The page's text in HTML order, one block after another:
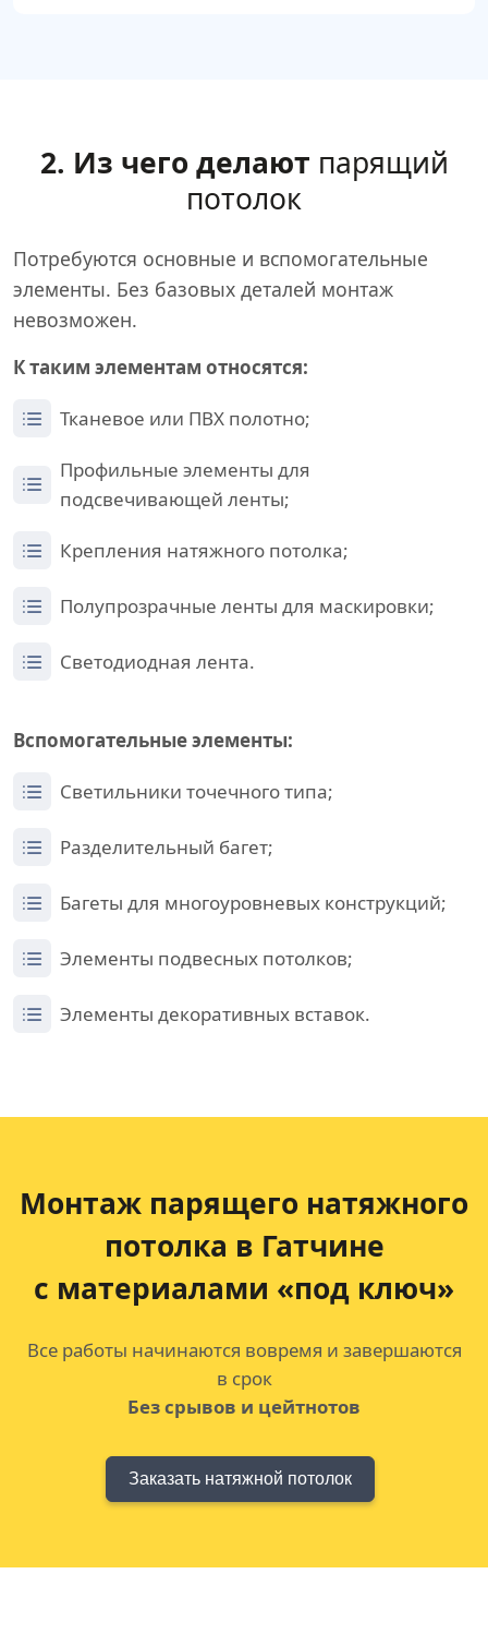
2. Из чего делают парящий
потолок
Потребуются основные и вспомогательные
элементы. Без базовых деталей монтаж
невозможен.
К таким элементам относятся:
Тканевое или ПВХ полотно;
Профильные элементы для
подсвечивающей ленты;
Крепления натяжного потолка;
Полупрозрачные ленты для маскировки;
Светодиодная лента.
Вспомогательные элементы:
Светильники точечного типа;
Разделительный багет;
Багеты для многоуровневых конструкций;
Элементы подвесных потолков;
Элементы декоративных вставок.
Монтаж парящего натяжного
потолка в Гатчине
с материалами «под ключ»
Все работы начинаются вовремя и завершаются
в срок
Без срывов и цейтнотов
Заказать натяжной потолок